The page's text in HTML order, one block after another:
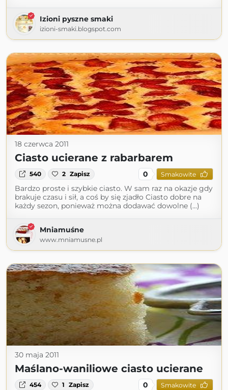
Izioni pyszne smaki
izioni-smaki.blogspot.com
18 czerwca 2011
Ciasto ucierane z rabarbarem
540 2 Zapisz 0 Smakowite
Bardzo proste i szybkie ciasto. W sam raz na okazje gdy
brakuje czasu i sił, a coś by się zjadło Ciasto dobre na
każdy sezon, ponieważ można dodawać dowolne (...)
Mniamuśne
www.mniamusne.pl
30 maja 2011
Maślano-waniliowe ciasto ucierane
454 1 Zapisz 0 Smakowite